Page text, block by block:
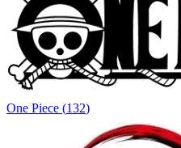
One Piece (132)